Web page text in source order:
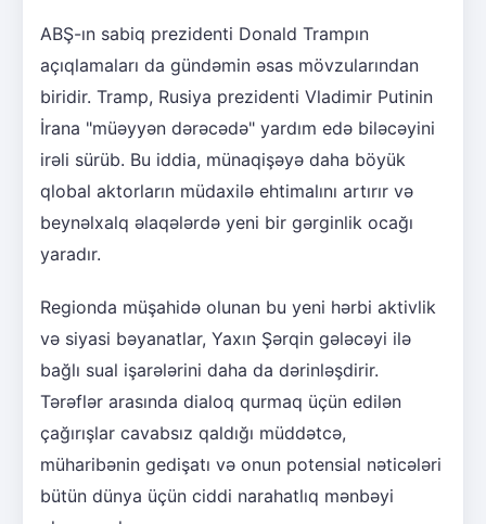
ABŞ-ın sabiq prezidenti Donald Trampın
açıqlamaları da gündəmin əsas mövzularından
biridir. Tramp, Rusiya prezidenti Vladimir Putinin
İrana "müəyyən dərəcədə" yardım edə biləcəyini
irəli sürüb. Bu iddia, münaqişəyə daha böyük
qlobal aktorların müdaxilə ehtimalını artırır və
beynəlxalq əlaqələrdə yeni bir gərginlik ocağı
yaradır.
Regionda müşahidə olunan bu yeni hərbi aktivlik
və siyasi bəyanatlar, Yaxın Şərqin gələcəyi ilə
bağlı sual işarələrini daha da dərinləşdirir.
Tərəflər arasında dialoq qurmaq üçün edilən
çağırışlar cavabsız qaldığı müddətcə,
müharibənin gedişatı və onun potensial nəticələri
bütün dünya üçün ciddi narahatlıq mənbəyi